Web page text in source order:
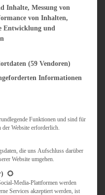
VORSPEISEN
& HERZHAFT
CHUTNEYS
UNTERWEGS
Inhalte, Messung von
von Inhalten,
Entwicklung und
(59 Vendoren)
Informationen
die eine Einwilligung erteilt werden
Funktionen und sind für
der Website erforderlich.
die uns Aufschluss darüber
Website umgehen.
Media-Plattformen werden
Services akzeptiert werden, ist